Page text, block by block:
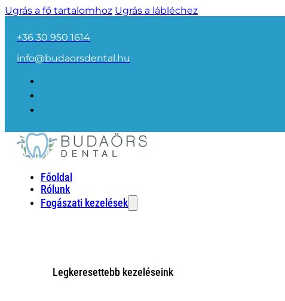
Ugrás a fő tartalomhoz Ugrás a lábléchez
+36 30 950 1614
info@budaorsdental.hu
Főoldal
Rólunk
Fogászati kezelések
Legkeresettebb kezeléseink